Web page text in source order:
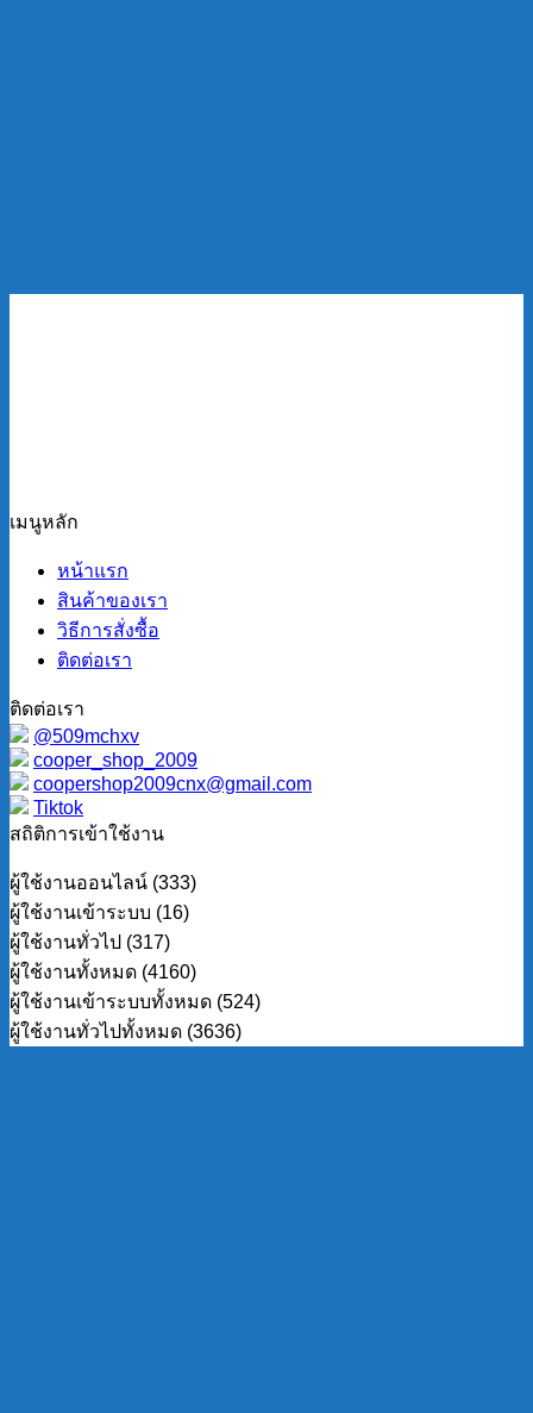
เมนูหลัก
หน้าแรก
สินค้าของเรา
วิธีการสั่งซื้อ
ติดต่อเรา
ติดต่อเรา
@509mchxv
cooper_shop_2009
coopershop2009cnx@gmail.com
Tiktok
สถิติการเข้าใช้งาน
ผู้ใช้งานออนไลน์ (333)
ผู้ใช้งานเข้าระบบ (16)
ผู้ใช้งานทั่วไป (317)
ผู้ใช้งานทั้งหมด (4160)
ผู้ใช้งานเข้าระบบทั้งหมด (524)
ผู้ใช้งานทั่วไปทั้งหมด (3636)